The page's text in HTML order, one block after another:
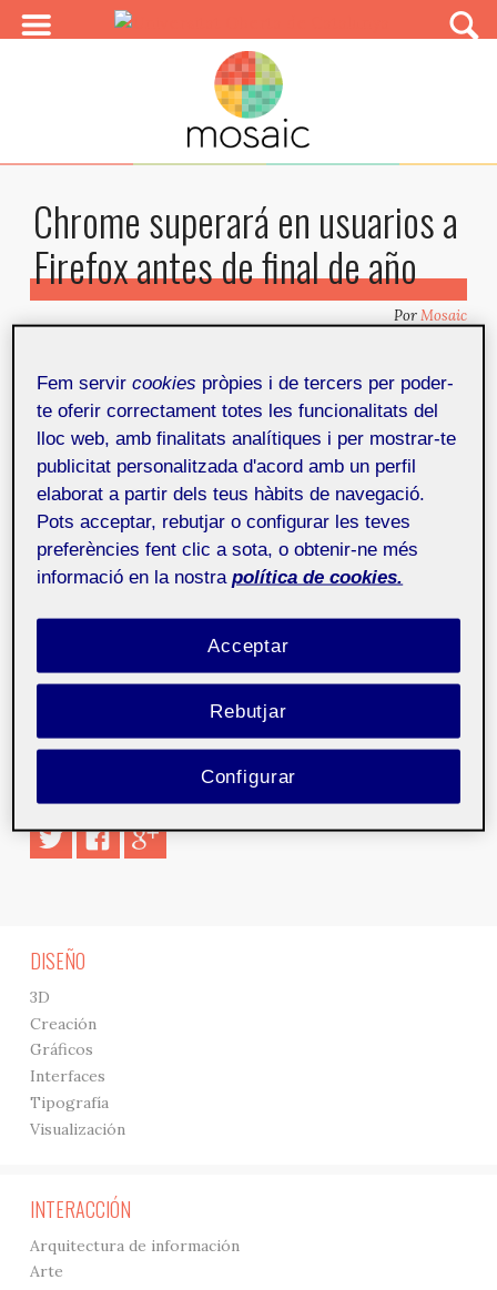
Chrome superará en usuarios a
Firefox antes de final de año
PorMosaic
Artículos relacionados Compartir
La firma StatCounter pronostica que, al ritmo actual,
cuando termine este año Google Chrome habrá
desplazado a Firefox en porcentaje de uso, situándose
por detrás de Microsoft Internet Explorer.
enhttp://ecodiario.eleconomista.es/blogs/el-mundo-
en-bits/2011/09/30/chrome-superara-en-usuarios-a-
firefox-antes-de-final-de-ano/
Comparte este artículo
DISEÑO
3D
Creación
Gráficos
Interfaces
Tipografía
Visualización
INTERACCIÓN
Arquitectura de información
Arte
Fem servircookies pròpies i de tercers per poder-
te oferir correctament totes les funcionalitats del
lloc web, amb finalitats analítiques i per mostrar-te
publicitat personalitzada d'acord amb un perfil
elaborat a partir dels teus hàbits de navegació.
Pots acceptar, rebutjar o configurar les teves
preferències fent clic a sota, o obtenir-ne més
informació en la nostra política de cookies.
Rebutjar
Acceptar
Configurar